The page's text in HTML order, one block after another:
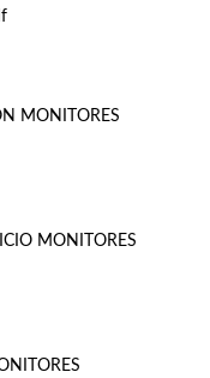
MONITORES
MONITORES